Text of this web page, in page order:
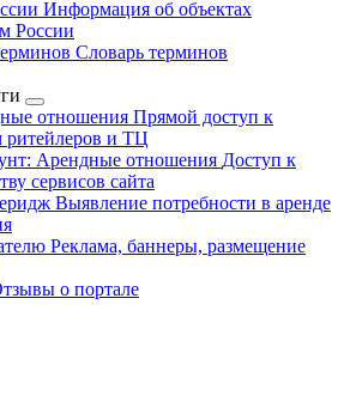
Информация об объектах
России
Словарь терминов
отношения Прямой доступ к
ритейлеров и ТЦ
Арендные отношения Доступ к
сервисов сайта
Выявление потребности в аренде
Реклама, баннеры, размещение
о портале